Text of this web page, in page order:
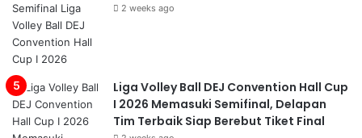
2 weeks ago
Liga Volley Ball DEJ Convention Hall Cup
I 2026 Memasuki Semifinal, Delapan
Tim Terbaik Siap Berebut Tiket Final